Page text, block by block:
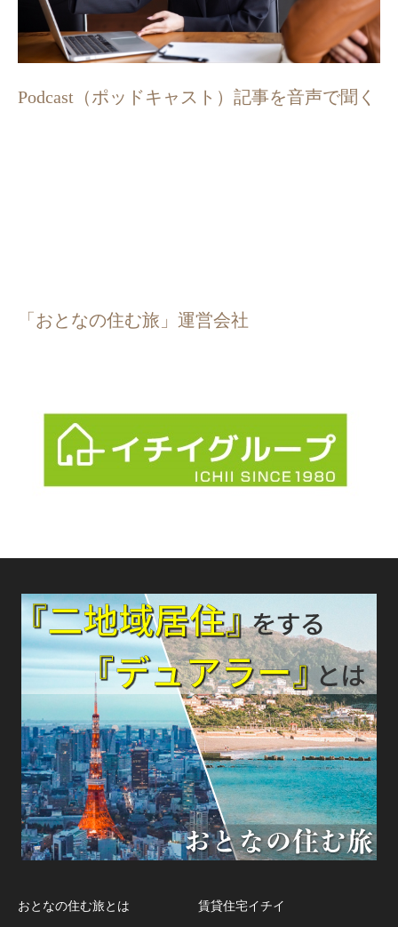
Podcast（ポッドキャスト）記事を音声で聞く
「おとなの住む旅」運営会社
おとなの住む旅とは 賃貸住宅イチイ